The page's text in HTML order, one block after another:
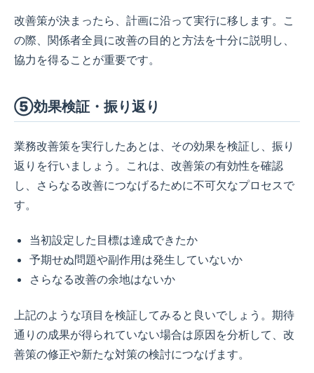
改善策が決まったら、計画に沿って実行に移します。こ
の際、関係者全員に改善の目的と方法を十分に説明し、
協力を得ることが重要です。
⑤効果検証・振り返り
業務改善策を実行したあとは、その効果を検証し、振り
返りを行いましょう。これは、改善策の有効性を確認
し、さらなる改善につなげるために不可欠なプロセスで
す。
当初設定した目標は達成できたか
予期せぬ問題や副作用は発生していないか
さらなる改善の余地はないか
上記のような項目を検証してみると良いでしょう。期待
通りの成果が得られていない場合は原因を分析して、改
善策の修正や新たな対策の検討につなげます。